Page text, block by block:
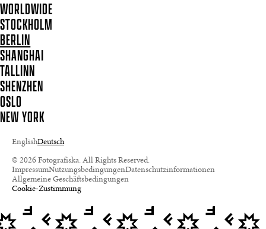
WORLDWIDE
STOCKHOLM
BERLIN
SHANGHAI
TALLINN
SHENZHEN
OSLO
NEW YORK
EnglishDeutsch
© 2026 Fotografiska. All Rights Reserved.
ImpressumNutzungsbedingungenDatenschutzinformationen
Allgemeine Geschäftsbedingungen
Cookie-Zustimmung